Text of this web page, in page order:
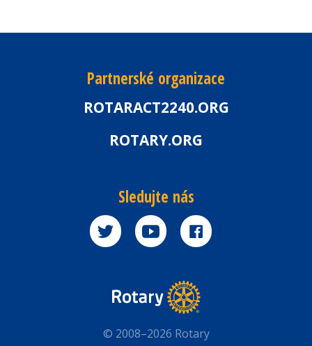
Partnerské organizace
ROTARACT2240.ORG
ROTARY.ORG
Sledujte nás
© 2008–2026 Rotary